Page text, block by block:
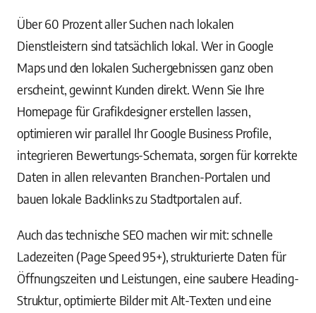
Über 60 Prozent aller Suchen nach lokalen
Dienstleistern sind tatsächlich lokal. Wer in Google
Maps und den lokalen Suchergebnissen ganz oben
erscheint, gewinnt Kunden direkt. Wenn Sie Ihre
Homepage für Grafikdesigner erstellen lassen,
optimieren wir parallel Ihr Google Business Profile,
integrieren Bewertungs-Schemata, sorgen für korrekte
Daten in allen relevanten Branchen-Portalen und
bauen lokale Backlinks zu Stadtportalen auf.
Auch das technische SEO machen wir mit: schnelle
Ladezeiten (Page Speed 95+), strukturierte Daten für
Öffnungszeiten und Leistungen, eine saubere Heading-
Struktur, optimierte Bilder mit Alt-Texten und eine